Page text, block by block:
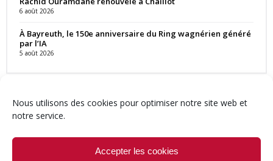
Nous utilisons des cookies pour optimiser notre site web et
notre service.
Accepter les cookies
6 août 2026
À Bayreuth, le 150e anniversaire du Ring wagnérien généré
par l’IA
5 août 2026